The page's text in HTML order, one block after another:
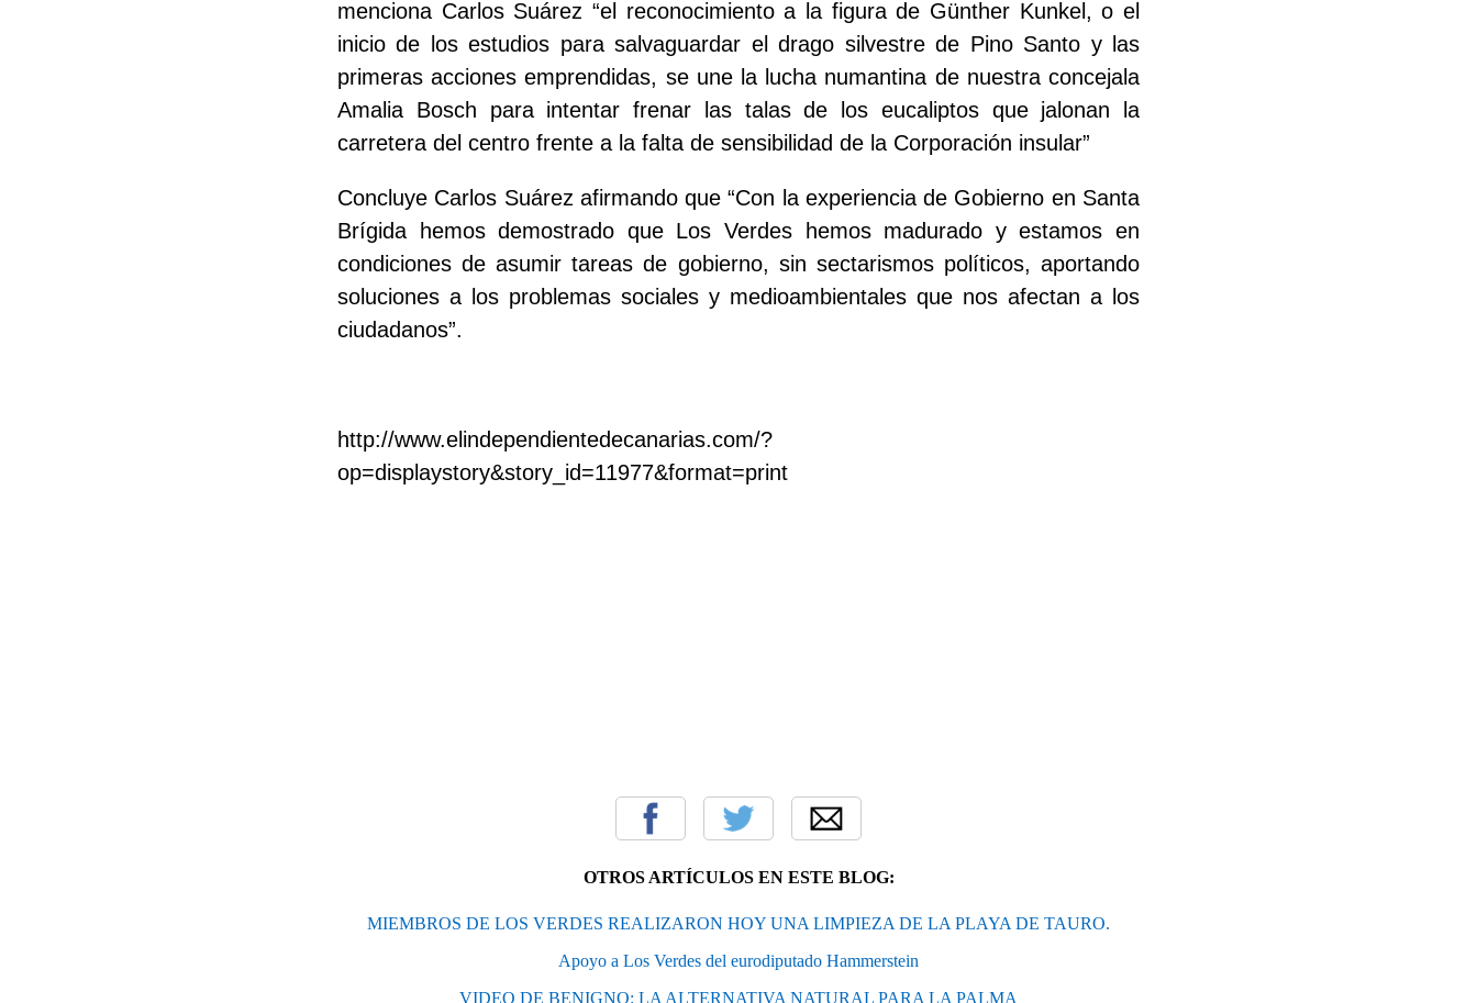
menciona Carlos Suárez “el reconocimiento a la figura de Günther Kunkel, o el
inicio de los estudios para salvaguardar el drago silvestre de Pino Santo y las
primeras acciones emprendidas, se une la lucha numantina de nuestra concejala
Amalia Bosch para intentar frenar las talas de los eucaliptos que jalonan la
carretera del centro frente a la falta de sensibilidad de la Corporación insular”
Concluye Carlos Suárez afirmando que “Con la experiencia de Gobierno en Santa
Brígida hemos demostrado que Los Verdes hemos madurado y estamos en
condiciones de asumir tareas de gobierno, sin sectarismos políticos, aportando
soluciones a los problemas sociales y medioambientales que nos afectan a los
ciudadanos”.
http://www.elindependientedecanarias.com/?
op=displaystory&story_id=11977&format=print
OTROS ARTÍCULOS EN ESTE BLOG:
MIEMBROS DE LOS VERDES REALIZARON HOY UNA LIMPIEZA DE LA PLAYA DE TAURO.
Apoyo a Los Verdes del eurodiputado Hammerstein
VIDEO DE BENIGNO: LA ALTERNATIVA NATURAL PARA LA PALMA